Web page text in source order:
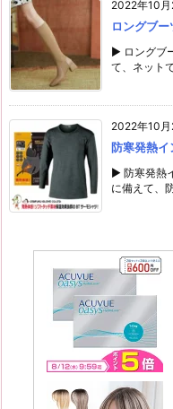
2022年10月
ロングブ
▶ ロングブ
て、ネット
2022年10月
防寒発熱イ
▶ 防寒発熱
に備えて、